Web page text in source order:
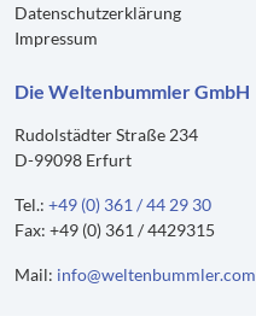
Datenschutzerklärung
Impressum
Die Weltenbummler GmbH
Rudolstädter Straße 234
D-99098 Erfurt
Tel.: +49 (0) 361 / 44 29 30
Fax: +49 (0) 361 / 4429315
Mail: info@weltenbummler.com